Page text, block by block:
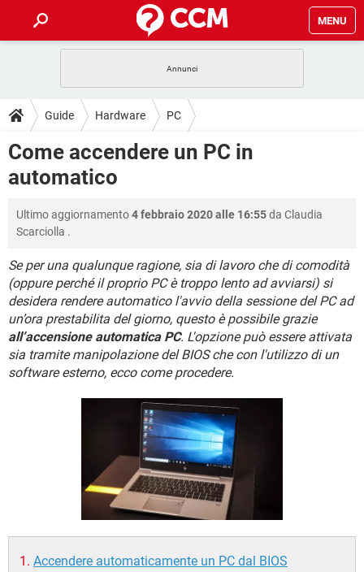
MENU
INTRATTENIMENTO ANDROID
iOS WINDOWS 10
INSTAGRAM
HARDWARE
GUIDE
COVID-19
INTRATTENIMENTO ANDROID
INSTAGRAM WHATSAPP
HARDWARE
DOWNLOAD
COVID-19
iOS
INSTAGRAM WHATSAPP
TIKTOK FACEBOOK
HARDWARE
FORUM
COVID-19 GAMING
iOS WINDOWS 10
INSTAGRAM WHATSAPP
TIKTOK FACEBOOK
HARDWARE
GLOSSARIO
COVID-19 GAMING
INTRATTENIMENTO ANDROID
iOS WINDOWS 10
INSTAGRAM WHATSAPP
TIKTOK FACEBOOK
Guide Hardware PC
Come accendere un PC in
automatico
Ultimo aggiornamento4 febbraio 2020 alle 16:55da Claudia
Scarciolla .
Se per una qualunque ragione, sia di lavoro che di comodità
(oppure perché il proprio PC è troppo lento ad avviarsi) si
desidera rendere automatico l'avvio della sessione del PC ad
un’ora prestabilita del giorno, questo è possibile grazie
all’accensione automatica PC. L'opzione può essere attivata
sia tramite manipolazione del BIOS che con l'utilizzo di un
software esterno, ecco come procedere.
Accendere automaticamente un PC dal BIOS